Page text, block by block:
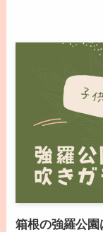
箱根の強羅公